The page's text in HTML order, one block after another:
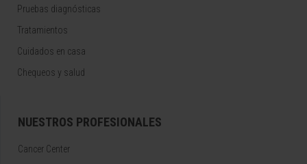
Pruebas diagnósticas
Tratamientos
Cuidados en casa
Chequeos y salud
NUESTROS PROFESIONALES
Cancer Center